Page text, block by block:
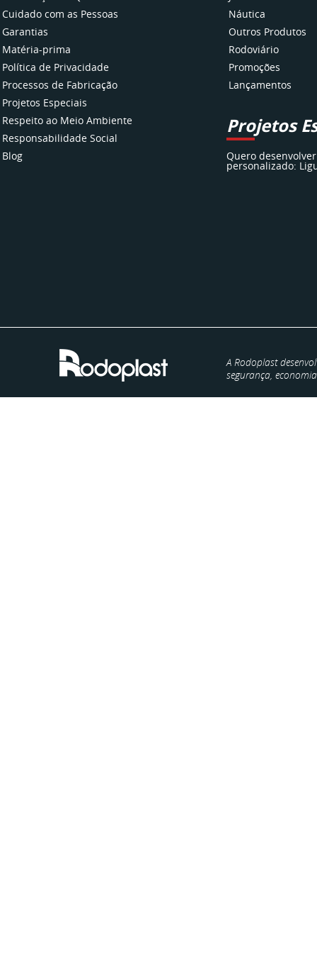
Cuidado com as Pessoas
Garantias
Matéria-prima
Política de Privacidade
Processos de Fabricação
Projetos Especiais
Respeito ao Meio Ambiente
Responsabilidade Social
Blog
Náutica
Outros Produtos
Rodoviário
Promoções
Lançamentos
Projetos
Quero
personalizado:
A Rodoplast
segurança,